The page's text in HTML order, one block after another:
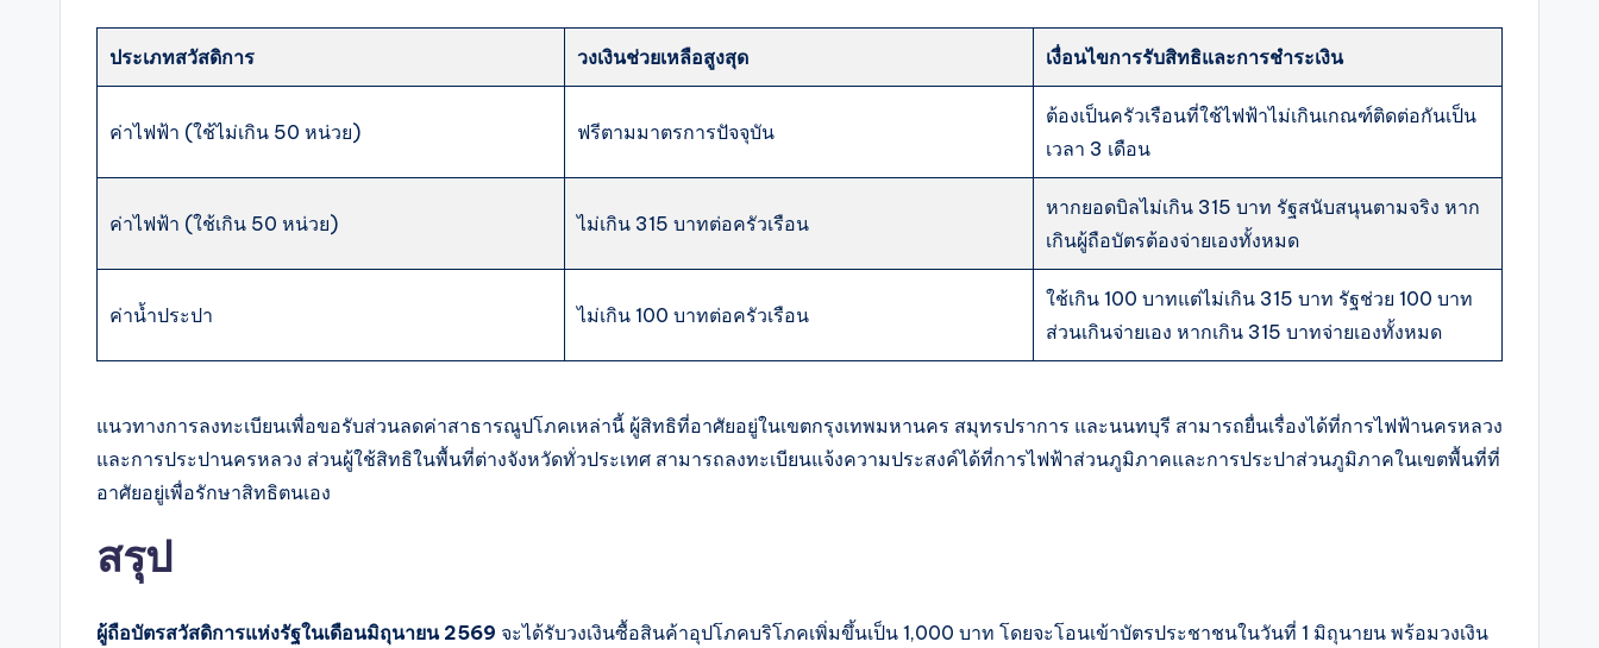
ประเภทสวัสดิการ วงเงินช่วยเหลือสูงสุด เงื่อนไขการรับสิทธิและการชำระเงิน
ค่าไฟฟ้า (ใช้ไม่เกิน 50 หน่วย) ฟรีตามมาตรการปัจจุบัน
ต้องเป็นครัวเรือนที่ใช้ไฟฟ้าไม่เกินเกณฑ์ติดต่อกันเป็น
เวลา 3 เดือน
ค่าไฟฟ้า (ใช้เกิน 50 หน่วย) ไม่เกิน 315 บาทต่อครัวเรือน
หากยอดบิลไม่เกิน 315 บาท รัฐสนับสนุนตามจริง หาก
เกินผู้ถือบัตรต้องจ่ายเองทั้งหมด
ค่าน้ำประปา ไม่เกิน 100 บาทต่อครัวเรือน
ใช้เกิน 100 บาทแต่ไม่เกิน 315 บาท รัฐช่วย 100 บาท
ส่วนเกินจ่ายเอง หากเกิน 315 บาทจ่ายเองทั้งหมด
แนวทางการลงทะเบียนเพื่อขอรับส่วนลดค่าสาธารณูปโภคเหล่านี้ ผู้สิทธิที่อาศัยอยู่ในเขตกรุงเทพมหานคร สมุทรปราการ และนนทบุรี สามารถยื่นเรื่องได้ที่การไฟฟ้านครหลวง
และการประปานครหลวง ส่วนผู้ใช้สิทธิในพื้นที่ต่างจังหวัดทั่วประเทศ สามารถลงทะเบียนแจ้งความประสงค์ได้ที่การไฟฟ้าส่วนภูมิภาคและการประปาส่วนภูมิภาคในเขตพื้นที่ที่
อาศัยอยู่เพื่อรักษาสิทธิตนเอง
สรุป
ผู้ถือบัตรสวัสดิการแห่งรัฐในเดือนมิถุนายน 2569 จะได้รับวงเงินซื้อสินค้าอุปโภคบริโภคเพิ่มขึ้นเป็น 1,000 บาท โดยจะโอนเข้าบัตรประชาชนในวันที่ 1 มิถุนายน พร้อมวงเงิน